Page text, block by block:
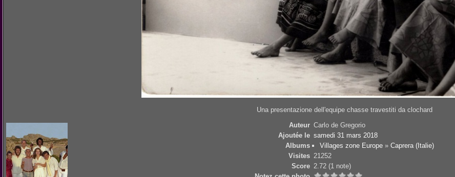
Una presentazione dell'equipe chasse travestiti da clochard
Auteur Carlo de Gregorio
Ajoutée le samedi 31 mars 2018
Albums
Villages zone Europe »Caprera (Italie)
Visites 21252
Score 2.72 (1 note)